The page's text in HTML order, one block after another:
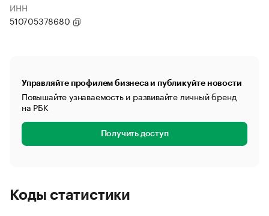
ИНН
510705378680
Управляйте профилем бизнеса и публикуйте новости
Повышайте узнаваемость и развивайте личный бренд
на РБК
Получить доступ
Коды статистики